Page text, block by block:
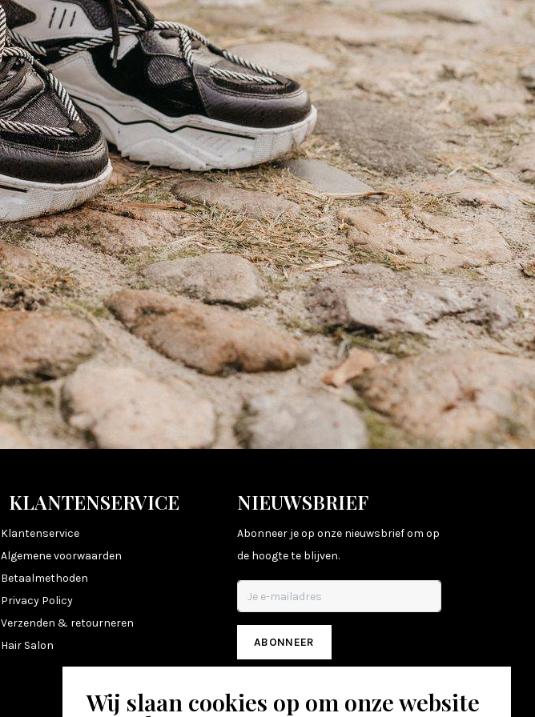
KLANTENSERVICE
Klantenservice
Algemene voorwaarden
Betaalmethoden
Privacy Policy
Verzenden & retourneren
Hair Salon
NIEUWSBRIEF
Abonneer je op onze nieuwsbrief om op
de hoogte te blijven.
ABONNEER
Wij slaan cookies op om onze website